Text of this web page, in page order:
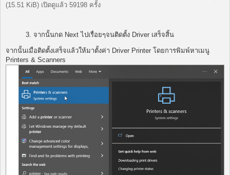
(15.51 KiB) เปิดดูแล้ว 59198 ครั้ง
3. จากนั้นกด Next ไปเรื่อยๆจนติดตั้ง Driver เสร็จสิ้น
จากนั้นเมื่อติดตั้งเสร็จแล้วให้มาตั้งค่า Driver Printer โดยการพิมพ์หาเมนู
Printers & Scanners